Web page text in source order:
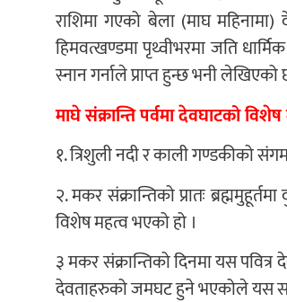
राशिमा गएको बेला (माघ
हिमवत्खण्डमा पृथ्वीभरमा जति
स्नान गर्नाले प्राप्त हुन्छ भनी लेखिएको
माघे संक्रान्ति पर्वमा देवघाटको
१. त्रिशुली नदी र काली गण्डकीको
२. मकर संक्रान्तिको प्रातः
विशेष महत्व भएको हो ।
३ मकर संक्रान्तिको दिनमा यस
देवताहरुको जमघट हुने भएकोले यस